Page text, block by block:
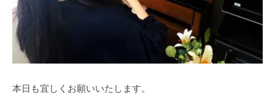
本日も宜しくお願いいたします。